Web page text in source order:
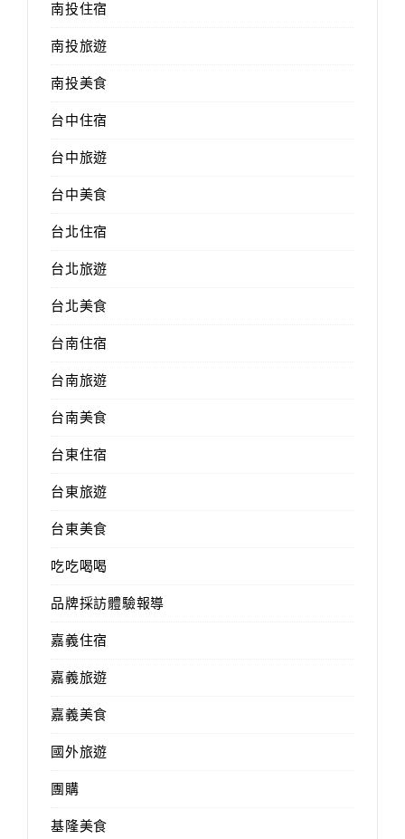
南投住宿
南投旅遊
南投美食
台中住宿
台中旅遊
台中美食
台北住宿
台北旅遊
台北美食
台南住宿
台南旅遊
台南美食
台東住宿
台東旅遊
台東美食
吃吃喝喝
品牌採訪體驗報導
嘉義住宿
嘉義旅遊
嘉義美食
國外旅遊
團購
基隆美食